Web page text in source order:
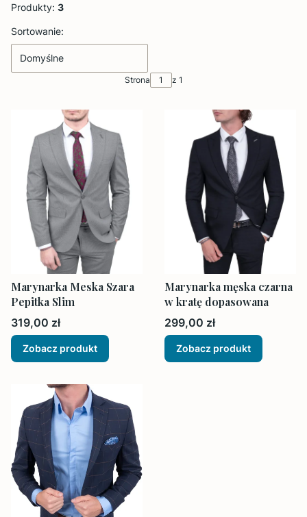
Produkty: 3
Lista produktów
Sortowanie:
Domyślne
Strona z 1
Marynarka Meska Szara
Pepitka Slim
Cena
319,00 zł
Zobacz produkt
Marynarka męska czarna
w kratę dopasowana
Cena
299,00 zł
Zobacz produkt